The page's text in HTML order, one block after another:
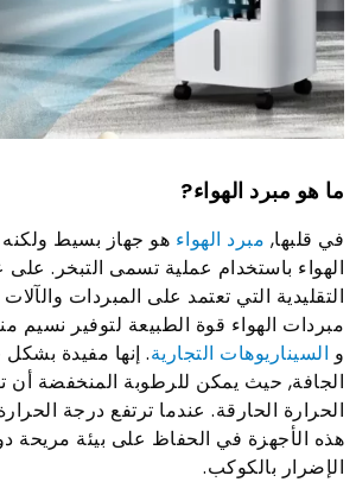
ما هو مبرد الهواء?
في قلبها, مبرد الهواء هو جهاز بسيط
الهواء باستخدام عملية تسمى التبخر.
التقليدية التي تعتمد على المبردات
مبردات الهواء قوة الطبيعة لتوفير نسيم
و السيناريوهات التجارية. إنها مفيدة
الجافة, حيث يمكن للرطوبة المنخفضة أن
الحرارة الحارقة. عندما ترتفع درجة
هذه الأجهزة في الحفاظ على بيئة مريحة
الإضرار بالكوكب.